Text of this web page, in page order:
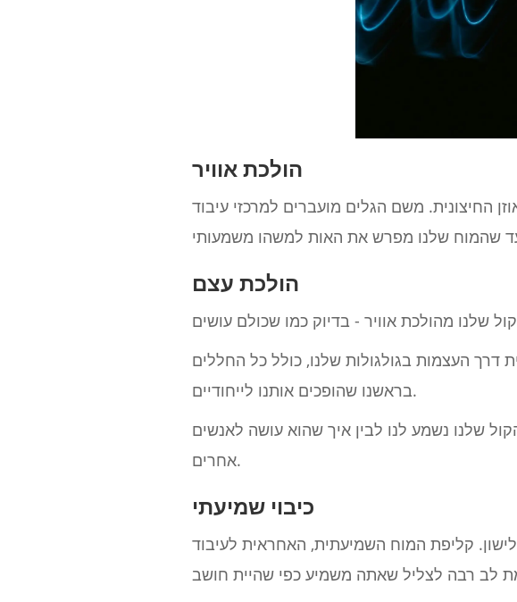
הולכת אוויר
החיצונית. משם הגלים מועברים למרכזי עיבוד
הולכת עצם
דרך העצמות בגולגולות שלנו, כולל כל החללים
בראשנו שהופכים אותנו לייחודיים.
שלנו נשמע לנו לבין איך שהוא עושה לאנשים
אחרים.
כיבוי שמיעתי
קליפת המוח השמיעתית, האחראית לעיבוד